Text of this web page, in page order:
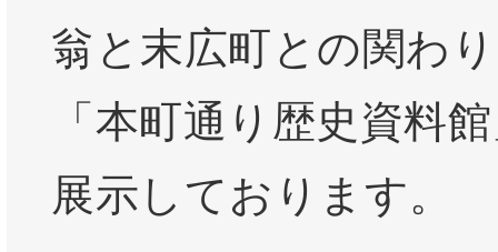
翁と末広町との関わ
「本町通り歴史資料
展示しております。